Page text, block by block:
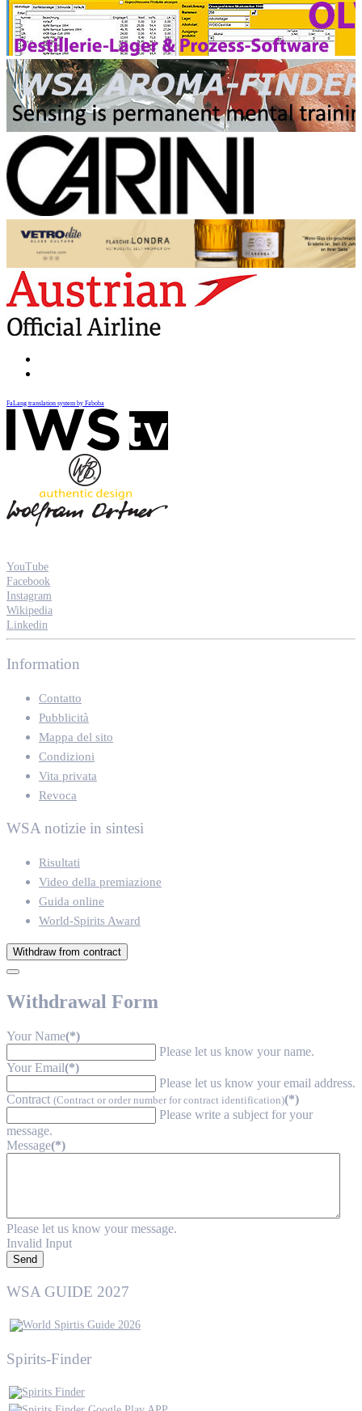
FaLang translation system by Faboba
YouTube
Facebook
Instagram
Wikipedia
Linkedin
Information
Contatto
Pubblicità
Mappa del sito
Condizioni
Vita privata
Revoca
WSA notizie in sintesi
Risultati
Video della premiazione
Guida online
World-Spirits Award
Withdraw from contract
Withdrawal Form
Your Name(*)
Please let us know your name.
Your Email(*)
Please let us know your email address.
Contract (Contract or order number for contract identification)(*)
Please write a subject for your
message.
Message(*)
Please let us know your message.
Invalid Input
Send
WSA GUIDE 2027
Spirits-Finder